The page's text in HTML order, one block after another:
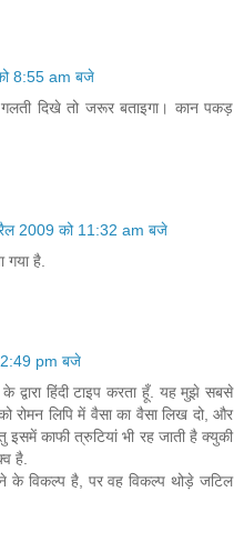
8:55 am बजे
दिखे तो जरूर बताइगा। कान पकड़
2009 को 11:32 am बजे
गया है.
pm बजे
हिंदी टाइप करता हूँ. यह मुझे सबसे
रोमन लिपि में वैसा का वैसा लिख दो, और
इसमें काफी त्रुटियां भी रह जाती है क्युकी
है.
के विकल्प है, पर वह विकल्प थोड़े जटिल